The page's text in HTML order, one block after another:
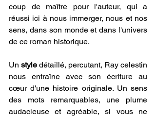
coup de maître pour l'auteur, qui a
réussi ici à nous immerger, nous et nos
sens, dans son monde et dans l'univers
de ce roman historique.
Un style détaillé, percutant, Ray celestin
nous entraîne avec son écriture au
cœur d'une histoire originale. Un sens
des mots remarquables, une plume
audacieuse et agréable, si vous ne